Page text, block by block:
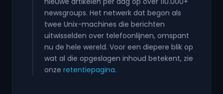
newsgroups. Het netwerk dat begon als
twee Unix-machines die berichten
uitwisselden over telefoonlijnen, omspant
nu de hele wereld. Voor een diepere blik op
wat al die opgeslagen inhoud betekent, zie
onze retentiepagina.